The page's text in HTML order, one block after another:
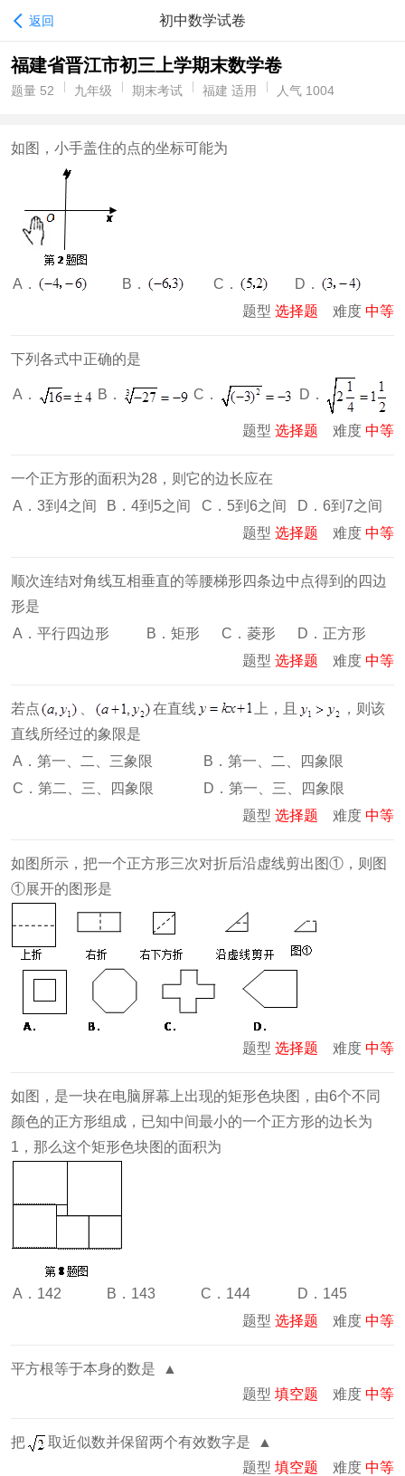
返回 初中数学试卷
福建省晋江市初三上学期末数学卷
题量 52 九年级 期末考试 福建 适用 人气 1004
如图，小手盖住的点的坐标可能为
A． B． C．
D．
题型 选择题 难度 中等
下列各式中正确的是
A． B． C． D．
题型 选择题 难度 中等
一个正方形的面积为28，则它的边长应在
A．3到4之间
B．4到5之间 C．5到6之间
D．6到7之间
题型 选择题 难度 中等
顺次连结对角线互相垂直的等腰梯形四条边中点得到的四边
形是
A．平行四边形
B．矩形 C．菱形
D．正方形
题型 选择题 难度 中等
若点 在直线 上，且
，则该
直线所经过的象限是
A．第一、二、三象限
B．第一、二、四象限
C．第二、三、四象限
D．第一、三、四象限
题型 选择题 难度 中等
如图所示，把一个正方形三次对折后沿虚线剪出图①，则图
①展开的图形是
题型 选择题 难度 中等
如图，是一块在电脑屏幕上出现的矩形色块图，由6个不同
颜色的正方形组成，已知中间最小的一个正方形的边长为
1，那么这个矩形色块图的面积为
A．142 B．143 C．144
D．145
题型 选择题 难度 中等
平方根等于本身的数是 ▲
题型 填空题 难度 中等
把
取近似数并保留两个有效数字是 ▲
题型 填空题 难度 中等